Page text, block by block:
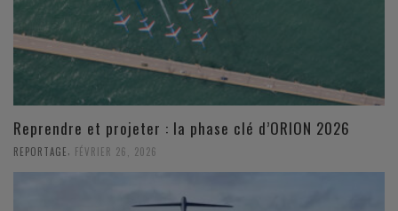
Reprendre et projeter : la phase clé d’ORION 2026
REPORTAGE FÉVRIER 26, 2026